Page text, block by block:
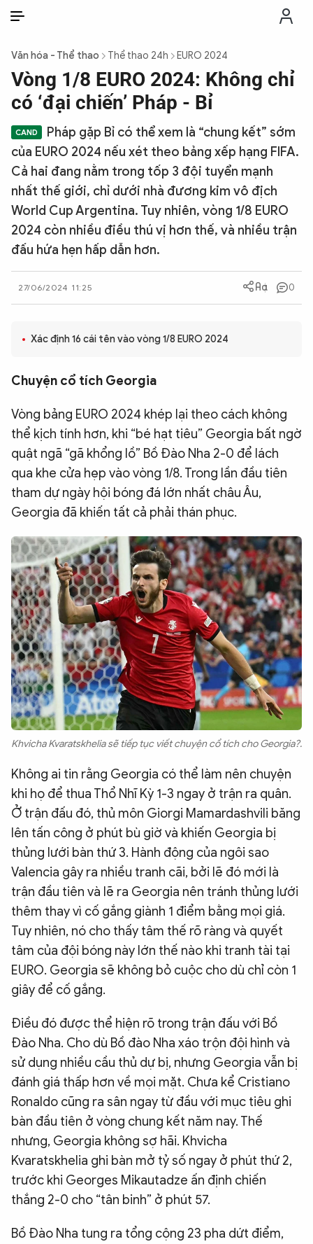
THỜI SỰ
CHỐNG DIỄN BIẾN HÒA BÌNH
CÔNG AN TRONG LÒNG DÂN
PHÁP LUẬT
CÔNG NGHỆ
VĂN HÓA - THỂ THAO
BẠN ĐỌC & CAND
ĐA PHƯƠNG TIỆN
eMagazine
Podcast
Video Ảnh
Infographic
Chuyên trangAn ninh thế giớiVăn nghệ Công an
Chuyên đề
Văn hóa - Thể thao Thể thao 24h EURO 2024
Vòng 1/8 EURO 2024: Không chỉ
có ‘đại chiến’ Pháp - Bỉ
Pháp gặp Bỉ có thể xem là “chung kết” sớm
của EURO 2024 nếu xét theo bảng xếp hạng FIFA.
Cả hai đang nằm trong tốp 3 đội tuyển mạnh
nhất thế giới, chỉ dưới nhà đương kim vô địch
World Cup Argentina. Tuy nhiên, vòng 1/8 EURO
2024 còn nhiều điều thú vị hơn thế, và nhiều trận
đấu hứa hẹn hấp dẫn hơn.
27/06/2024 11:25 0
Xác định 16 cái tên vào vòng 1/8 EURO 2024
Chuyện cổ tích Georgia
Vòng bảng EURO 2024 khép lại theo cách không
thể kịch tính hơn, khi “bé hạt tiêu” Georgia bất ngờ
quật ngã “gã khổng lồ” Bồ Đào Nha 2-0 để lách
qua khe cửa hẹp vào vòng 1/8. Trong lần đầu tiên
tham dự ngày hội bóng đá lớn nhất châu Âu,
Georgia đã khiến tất cả phải thán phục.
Khvicha Kvaratskhelia sẽ tiếp tục viết chuyện cổ tích cho Georgia?.
Không ai tin rằng Georgia có thể làm nên chuyện
khi họ để thua Thổ Nhĩ Kỳ 1-3 ngay ở trận ra quân.
Ở trận đấu đó, thủ môn Giorgi Mamardashvili băng
lên tấn công ở phút bù giờ và khiến Georgia bị
thủng lưới bàn thứ 3. Hành động của ngôi sao
Valencia gây ra nhiều tranh cãi, bởi lẽ đó mới là
trận đầu tiên và lẽ ra Georgia nên tránh thủng lưới
thêm thay vì cố gắng giành 1 điểm bằng mọi giá.
Tuy nhiên, nó cho thấy tâm thế rõ ràng và quyết
tâm của đội bóng này lớn thế nào khi tranh tài tại
EURO. Georgia sẽ không bỏ cuộc cho dù chỉ còn 1
giây để cố gắng.
Điều đó được thể hiện rõ trong trận đấu với Bồ
Đào Nha. Cho dù Bồ đào Nha xáo trộn đội hình và
sử dụng nhiều cầu thủ dự bị, nhưng Georgia vẫn bị
đánh giá thấp hơn về mọi mặt. Chưa kể Cristiano
Ronaldo cũng ra sân ngay từ đầu với mục tiêu ghi
bàn đầu tiên ở vòng chung kết năm nay. Thế
nhưng, Georgia không sợ hãi. Khvicha
Kvaratskhelia ghi bàn mở tỷ số ngay ở phút thứ 2,
trước khi Georges Mikautadze ấn định chiến
thắng 2-0 cho “tân binh” ở phút 57.
Bồ Đào Nha tung ra tổng cộng 23 pha dứt điểm,